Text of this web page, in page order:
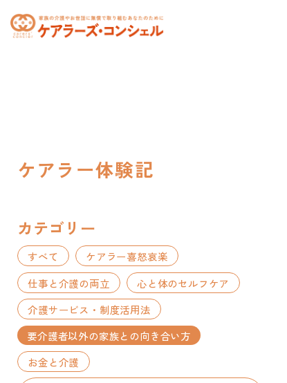
toggle
navigation
ケアラー体験記
カテゴリー
すべて
ケアラー喜怒哀楽
仕事と介護の両立
心と体のセルフケア
介護サービス・制度活用法
要介護者以外の家族との向き合い方
お金と介護